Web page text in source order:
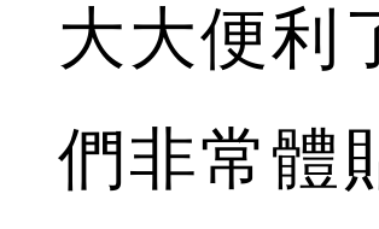
大大便利
們非常體